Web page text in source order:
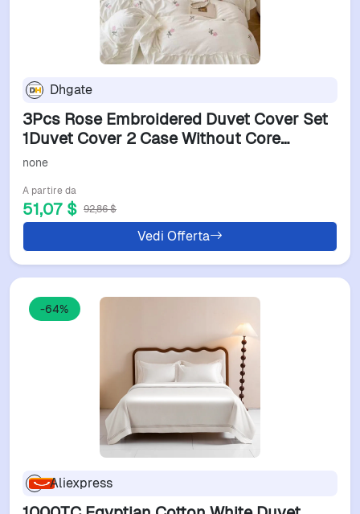
Dhgate
3Pcs Rose Embroidered Duvet Cover Set
1Duvet Cover 2 Case Without Core
Princess Style Lace Bedding Setm251118
none
A partire da
51,07 $ 92,86 $
Vedi Offerta
-64%
Aliexpress